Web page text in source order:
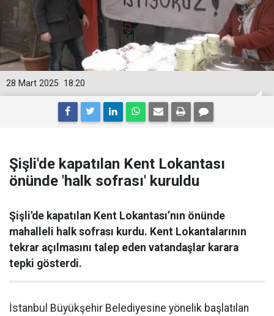
18:20
28 Mart 2025
Şişli'de kapatılan Kent Lokantası
önünde 'halk sofrası' kuruldu
Şişli'de kapatılan Kent Lokantası’nın önünde
mahalleli halk sofrası kurdu. Kent Lokantalarının
tekrar açılmasını talep eden vatandaşlar karara
tepki gösterdi.
İstanbul Büyükşehir Belediyesine yönelik başlatılan